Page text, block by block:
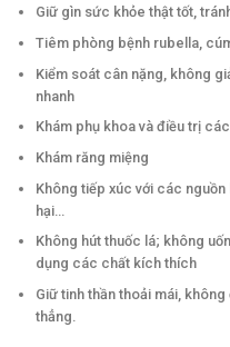
Giữ gìn sức khỏe thật tốt,
Tiêm phòng bệnh rubella,
Kiểm soát cân nặng, không
nhanh
Khám phụ khoa và điều trị
Khám răng miệng
Không tiếp xúc với các
hại...
Không hút thuốc lá; không
dụng các chất kích thích
Giữ tinh thần thoải mái,
thẳng.